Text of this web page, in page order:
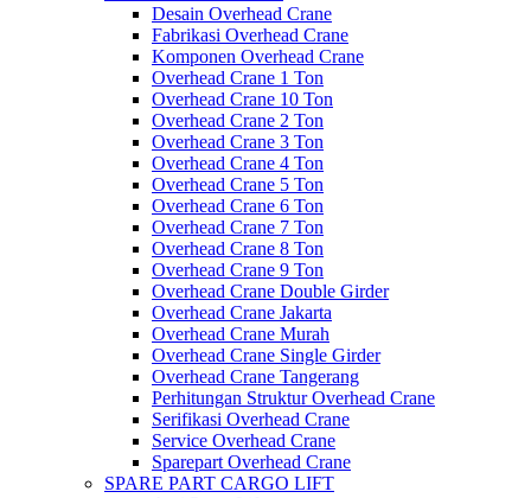
Desain Overhead Crane
Fabrikasi Overhead Crane
Komponen Overhead Crane
Overhead Crane 1 Ton
Overhead Crane 10 Ton
Overhead Crane 2 Ton
Overhead Crane 3 Ton
Overhead Crane 4 Ton
Overhead Crane 5 Ton
Overhead Crane 6 Ton
Overhead Crane 7 Ton
Overhead Crane 8 Ton
Overhead Crane 9 Ton
Overhead Crane Double Girder
Overhead Crane Jakarta
Overhead Crane Murah
Overhead Crane Single Girder
Overhead Crane Tangerang
Perhitungan Struktur Overhead Crane
Serifikasi Overhead Crane
Service Overhead Crane
Sparepart Overhead Crane
SPARE PART CARGO LIFT